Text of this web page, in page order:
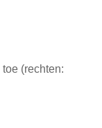
toe (rechten: